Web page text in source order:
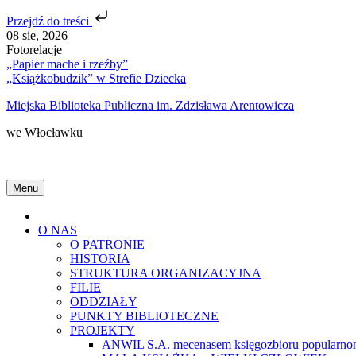
Przejdź do treści
Skip
to
content
08 sie, 2026
Fotorelacje
„Papier mache i rzeźby”
„Książkobudzik” w Strefie Dziecka
Miejska Biblioteka Publiczna im. Zdzisława Arentowicza
we Włocławku
Menu
O NAS
O PATRONIE
HISTORIA
STRUKTURA ORGANIZACYJNA
FILIE
ODDZIAŁY
PUNKTY BIBLIOTECZNE
PROJEKTY
ANWIL S.A. mecenasem księgozbioru